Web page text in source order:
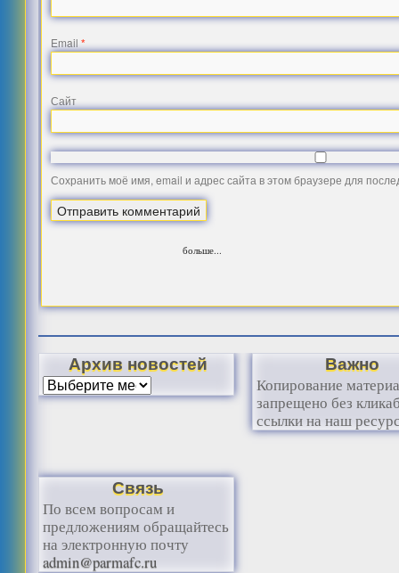
Email*
Сайт
Сохранить моё имя, email и адрес сайта в этом браузере для
больше...
Архив новостей Важно
Копирование
запрещено без
ссылки на наш
Связь
По всем вопросам и
предложениям обращайтесь
на электронную почту
admin@parmafc.ru